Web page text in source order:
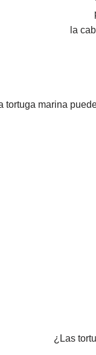
la
tortuga marina
¿Las